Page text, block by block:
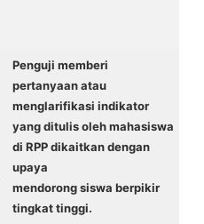
Penguji memberi
pertanyaan atau
menglarifikasi indikator
yang ditulis oleh mahasiswa
di RPP dikaitkan dengan
upaya
mendorong siswa berpikir
tingkat tinggi.